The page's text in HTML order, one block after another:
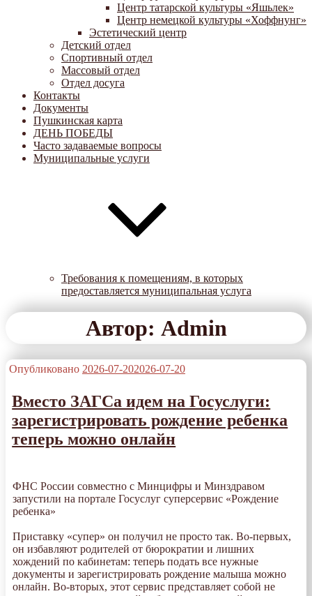
Центр татарской культуры «Яшьлек»
Центр немецкой культуры «Хоффнунг»
Эстетический центр
Детский отдел
Спортивный отдел
Массовый отдел
Отдел досуга
Контакты
Документы
Пушкинская карта
ДЕНЬ ПОБЕДЫ
Часто задаваемые вопросы
Муниципальные услуги
Требования к помещениям, в которых
предоставляется муниципальная услуга
Автор: Admin
Опубликовано 2026-07-202026-07-20
Вместо ЗАГСа идем на Госуслуги:
зарегистрировать рождение ребенка
теперь можно онлайн
ФНС России совместно с Минцифры и Минздравом
запустили на портале Госуслуг суперсервис «Рождение
ребенка»
Приставку «супер» он получил не просто так. Во-первых,
он избавляют родителей от бюрократии и лишних
хождений по кабинетам: теперь подать все нужные
документы и зарегистрировать рождение малыша можно
онлайн. Во-вторых, этот сервис представляет собой не